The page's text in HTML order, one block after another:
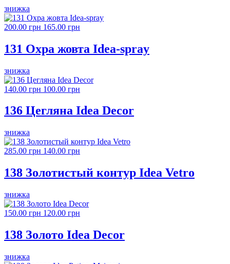
знижка
200.00 грн 165.00 грн
131 Охра жовта Idea-spray
знижка
140.00 грн 100.00 грн
136 Цегляна Idea Decor
знижка
285.00 грн 140.00 грн
138 Золотистый контур Idea Vetro
знижка
150.00 грн 120.00 грн
138 Золото Idea Decor
знижка